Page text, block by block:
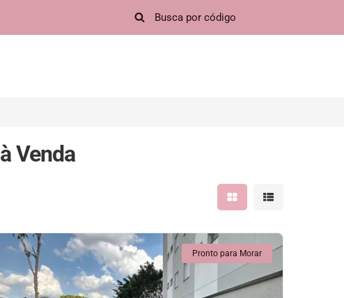
Venda
Mostrar resultados em
Mostrar
Pronto para Morar